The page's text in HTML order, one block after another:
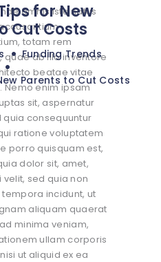
for New
Cut Costs
Funding Trends
Parents to Cut Costs
omnis iste natus
totam rem
ab illo inventore
beatae vitae
Nemo enim ipsam
sit, aspernatur
quia consequuntur
ratione voluptatem
porro quisquam est,
dolor sit, amet,
sed quia non
incidunt, ut
aliquam quaerat
minima veniam,
ullam corporis
ut aliquid ex ea